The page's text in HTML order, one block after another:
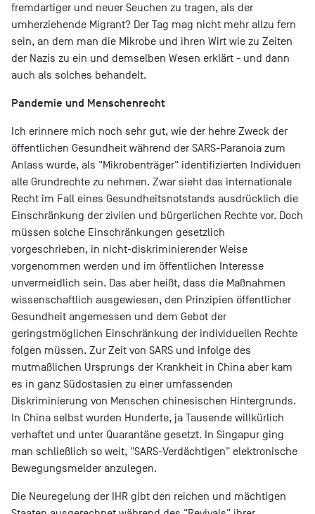
fremdartiger und neuer Seuchen zu tragen, als der
umherziehende Migrant? Der Tag mag nicht mehr allzu fern
sein, an dem man die Mikrobe und ihren Wirt wie zu Zeiten
der Nazis zu ein und demselben Wesen erklärt - und dann
auch als solches behandelt.
Pandemie und Menschenrecht
Ich erinnere mich noch sehr gut, wie der hehre Zweck der
öffentlichen Gesundheit während der SARS-Paranoia zum
Anlass wurde, als "Mikrobenträger" identifizierten Individuen
alle Grundrechte zu nehmen. Zwar sieht das internationale
Recht im Fall eines Gesundheitsnotstands ausdrücklich die
Einschränkung der zivilen und bürgerlichen Rechte vor. Doch
müssen solche Einschränkungen gesetzlich
vorgeschrieben, in nicht-diskriminierender Weise
vorgenommen werden und im öffentlichen Interesse
unvermeidlich sein. Das aber heißt, dass die Maßnahmen
wissenschaftlich ausgewiesen, den Prinzipien öffentlicher
Gesundheit angemessen und dem Gebot der
geringstmöglichen Einschränkung der individuellen Rechte
folgen müssen. Zur Zeit von SARS und infolge des
mutmaßlichen Ursprungs der Krankheit in China aber kam
es in ganz Südostasien zu einer umfassenden
Diskriminierung von Menschen chinesischen Hintergrunds.
In China selbst wurden Hunderte, ja Tausende willkürlich
verhaftet und unter Quarantäne gesetzt. In Singapur ging
man schließlich so weit, "SARS-Verdächtigen" elektronische
Bewegungsmelder anzulegen.
Die Neuregelung der IHR gibt den reichen und mächtigen